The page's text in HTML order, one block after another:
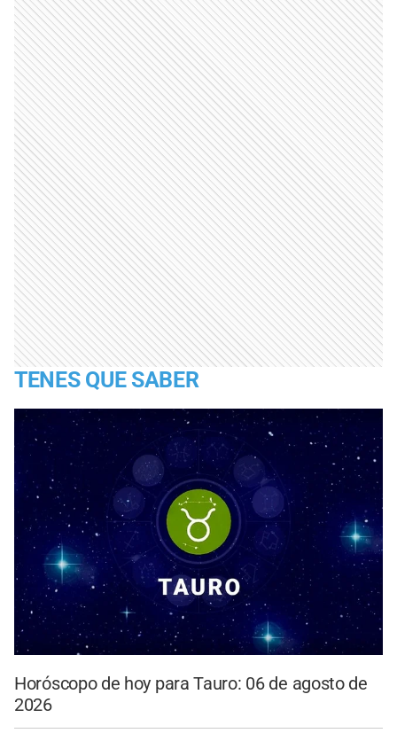
TENES QUE SABER
Horóscopo de hoy para Tauro: 06 de agosto de
2026